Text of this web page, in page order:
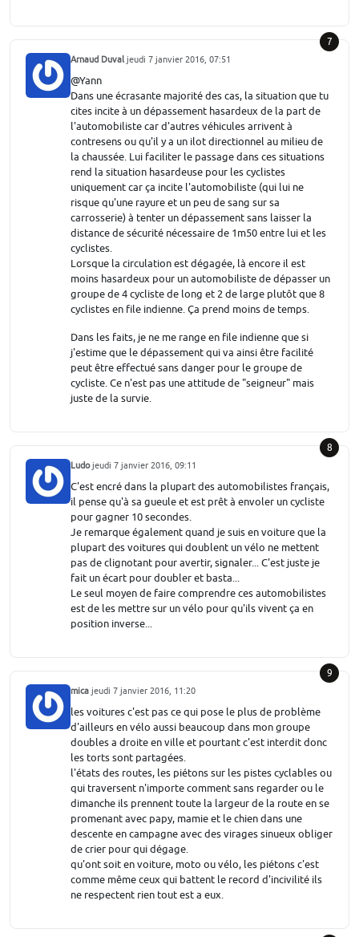
7
Arnaud Duval jeudi 7 janvier 2016, 07:51
@Yann
Dans une écrasante majorité des cas, la situation que tu
cites incite à un dépassement hasardeux de la part de
l'automobiliste car d'autres véhicules arrivent à
contresens ou qu'il y a un ilot directionnel au milieu de
la chaussée. Lui faciliter le passage dans ces situations
rend la situation hasardeuse pour les cyclistes
uniquement car ça incite l'automobiliste (qui lui ne
risque qu'une rayure et un peu de sang sur sa
carrosserie) à tenter un dépassement sans laisser la
distance de sécurité nécessaire de 1m50 entre lui et les
cyclistes.
Lorsque la circulation est dégagée, là encore il est
moins hasardeux pour un automobiliste de dépasser un
groupe de 4 cycliste de long et 2 de large plutôt que 8
cyclistes en file indienne. Ça prend moins de temps.
Dans les faits, je ne me range en file indienne que si
j'estime que le dépassement qui va ainsi être facilité
peut être effectué sans danger pour le groupe de
cycliste. Ce n'est pas une attitude de "seigneur" mais
juste de la survie.
8
Ludojeudi 7 janvier 2016, 09:11
C'est encré dans la plupart des automobilistes français,
il pense qu'à sa gueule et est prêt à envoler un cycliste
pour gagner 10 secondes.
Je remarque également quand je suis en voiture que la
plupart des voitures qui doublent un vélo ne mettent
pas de clignotant pour avertir, signaler... C'est juste je
fait un écart pour doubler et basta...
Le seul moyen de faire comprendre ces automobilistes
est de les mettre sur un vélo pour qu'ils vivent ça en
position inverse...
9
mica jeudi 7 janvier 2016, 11:20
les voitures c'est pas ce qui pose le plus de problème
d'ailleurs en vélo aussi beaucoup dans mon groupe
doubles a droite en ville et pourtant c'est interdit donc
les torts sont partagées.
l'états des routes, les piétons sur les pistes cyclables ou
qui traversent n'importe comment sans regarder ou le
dimanche ils prennent toute la largeur de la route en se
promenant avec papy, mamie et le chien dans une
descente en campagne avec des virages sinueux obliger
de crier pour qui dégage.
qu'ont soit en voiture, moto ou vélo, les piétons c'est
comme même ceux qui battent le record d'incivilité ils
ne respectent rien tout est a eux.